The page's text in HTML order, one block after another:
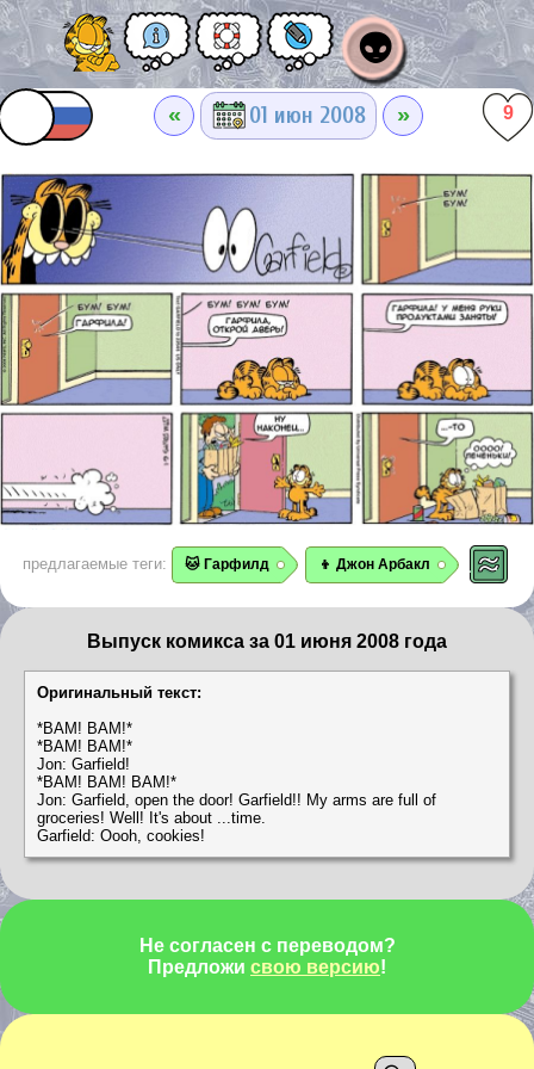
👽
« 01 июн 2008 » 9
предлагаемые теги: 🐱 Гарфилд 👦 Джон Арбакл
Выпуск комикса за 01 июня 2008 года
Оригинальный текст:
*BAM! BAM!*
*BAM! BAM!*
Jon: Garfield!
*BAM! BAM! BAM!*
Jon: Garfield, open the door! Garfield!! My arms are full of
groceries! Well! It's about ...time.
Garfield: Oooh, cookies!
Не согласен с переводом?
Предложи свою версию!